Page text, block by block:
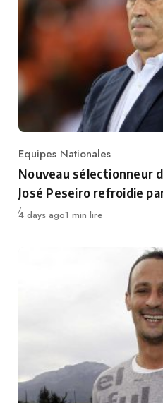
Category
Equipes Nationales
Nouveau sélectionneur
José Peseiro refroidie
Publié
4 days ago1 min lire